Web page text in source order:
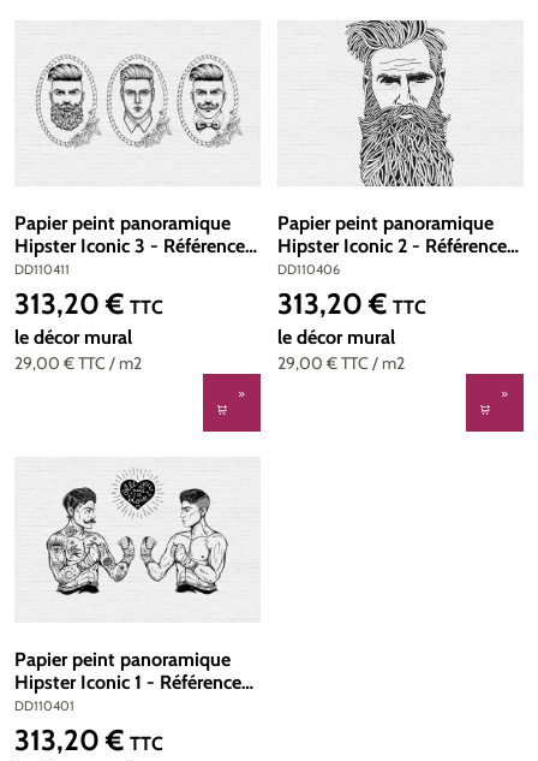
Papier peint panoramique
Hipster Iconic 3 - Référence
DD110411 - Intissé 200g/m2
- Standard 400 x 270
DD110411
29,00 €TTC / m2
Prix régulier :
313,20 € TTC
le décor mural
Papier peint panoramique
Hipster Iconic 2 - Référence
DD110406 - Intissé
200g/m2 - Standard 400 x
270
DD110406
29,00 €TTC / m2
Prix régulier :
313,20 € TTC
le décor mural
Papier peint panoramique
Hipster Iconic 1 - Référence
DD110401 - Intissé 200g/m2
- Standard 400 x 270
DD110401
Prix régulier :
313,20 € TTC